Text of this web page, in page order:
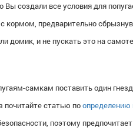
Вы создали все условия для
предварительно
домик, и не пускать это на
самкам поставить один
почитайте статью поопределению
поэтому